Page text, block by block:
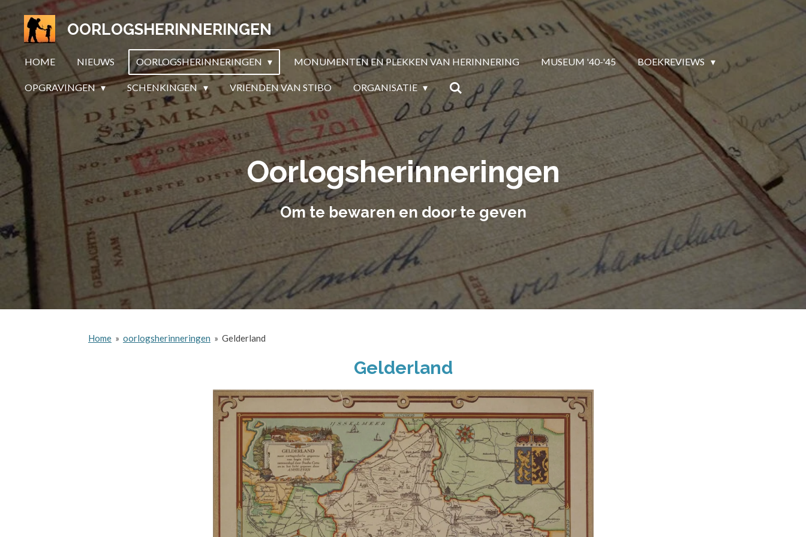
direct
de
hoofdinhoud
OORLOGSHERINNERINGEN
HOME NIEUWS OORLOGSHERINNERINGEN MONUMENTEN EN PLEKKEN VAN HERINNERING MUSEUM '40-'45 BOEKREVIEWS
OPGRAVINGEN SCHENKINGEN VRIENDEN VAN STIBO ORGANISATIE
Oorlogsherinneringen
Om te bewaren en door te geven
Home » oorlogsherinneringen » Gelderland
Gelderland